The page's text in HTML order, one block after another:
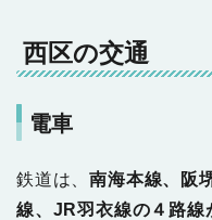
西区の交通
電車
鉄道は、南海本線、阪
線、JR羽衣線の４路線